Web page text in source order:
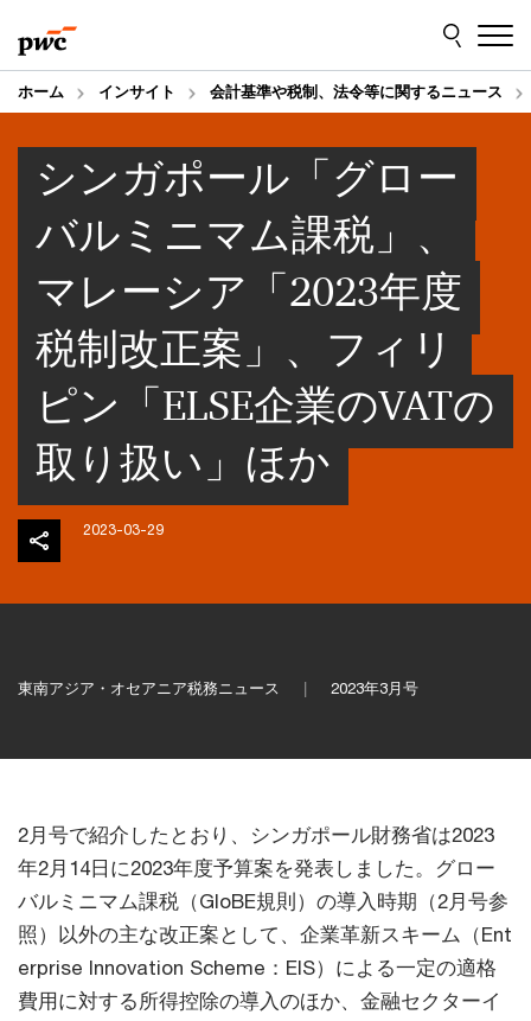
to
content
to
footer
ホーム インサイト 会計基準や税制、法令等に関するニュース
シンガポール「グロー
バルミニマム課税」、
マレーシア「2023年度
税制改正案」、フィリ
ピン「ELSE企業のVATの
取り扱い」ほか
2023-03-29
東南アジア・オセアニア税務ニュース 2023年3月号
2月号で紹介したとおり、シンガポール財務省は2023
年2月14日に2023年度予算案を発表しました。グロー
バルミニマム課税（GloBE規則）の導入時期（2月号参
照）以外の主な改正案として、企業革新スキーム（Ent
erprise Innovation Scheme：EIS）による一定の適格
費用に対する所得控除の導入のほか、金融セクターイ